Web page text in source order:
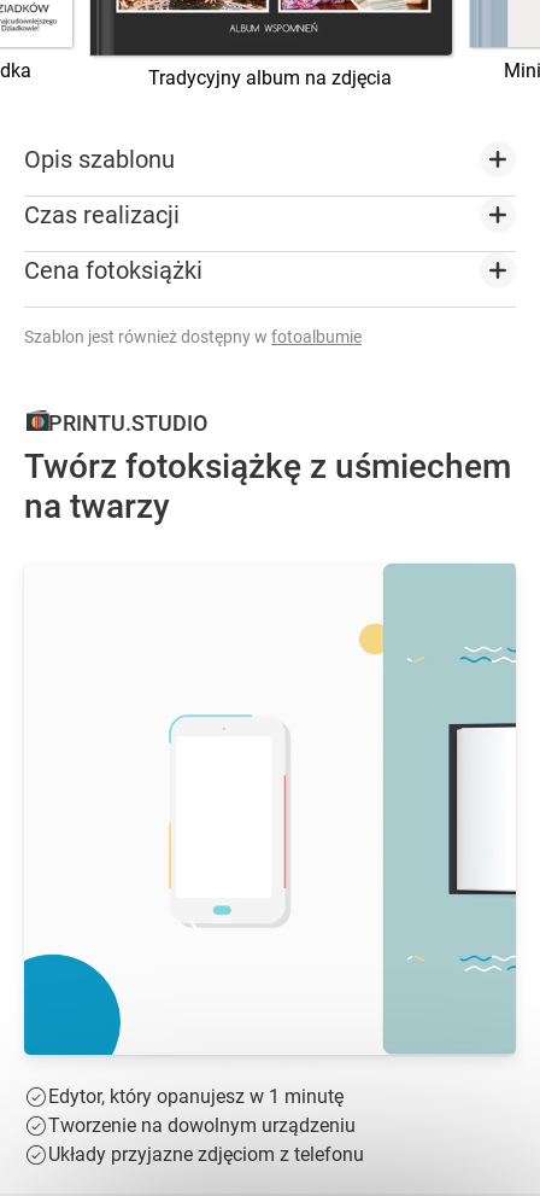
Tradycyjny album na zdjęcia
Opis szablonu
Czas realizacji
Cena fotoksiążki
Szablon jest również dostępny w fotoalbumie
PRINTU.STUDIO
Twórz fotoksiążkę z uśmiechem
na twarzy
Edytor, który opanujesz w 1 minutę
Tworzenie na dowolnym urządzeniu
Układy przyjazne zdjęciom z telefonu